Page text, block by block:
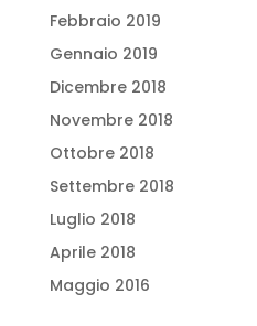
Febbraio 2019
Gennaio 2019
Dicembre 2018
Novembre 2018
Ottobre 2018
Settembre 2018
Luglio 2018
Aprile 2018
Maggio 2016